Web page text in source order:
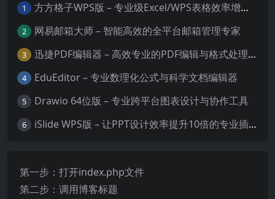
1 方方格子WPS版 – 专业级Excel/WPS表格效率增强插件
2 网易邮箱大师 – 智能高效的全平台邮箱管理专家
3 迅捷PDF编辑器 – 高效专业的PDF编辑与格式处理工具
4 EduEditor – 专业数理化公式与科学文档编辑器
5 Drawio 64位版 – 专业跨平台图表设计与协作工具
6 iSlide WPS版 – 让PPT设计效率提升10倍的专业插件
第一步：打开index.php文件
第二步：调用博客标题